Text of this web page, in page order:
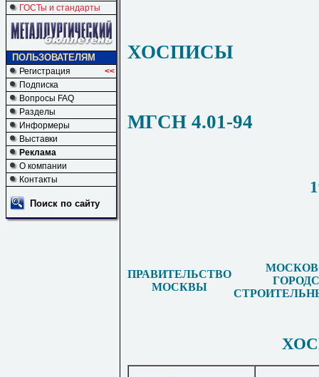
ГОСТы и стандарты
ПОЛЬЗОВАТЕЛЯМ
Регистрация
<<
Подписка
Вопросы FAQ
Разделы
Информеры
Выставки
Реклама
О компании
Контакты
Поиск по сайту
ХОСПИСЫ
МГСН 4.01-94
ПРАВИТЕЛЬСТВО
МОСКВЫ